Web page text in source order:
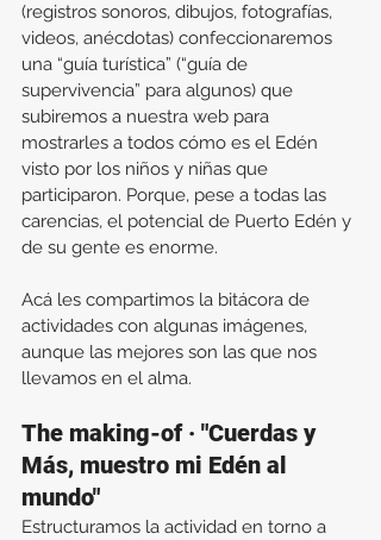
(registros sonoros, dibujos, fotografías,
videos, anécdotas) confeccionaremos
una “guía turística” (“guía de
supervivencia” para algunos) que
subiremos a nuestra web para
mostrarles a todos cómo es el Edén
visto por los niños y niñas que
participaron. Porque, pese a todas las
carencias, el potencial de Puerto Edén y
de su gente es enorme.
Acá les compartimos la bitácora de
actividades con algunas imágenes,
aunque las mejores son las que nos
llevamos en el alma.
The making-of · "Cuerdas y
Más, muestro mi Edén al
mundo"
Estructuramos la actividad en torno a